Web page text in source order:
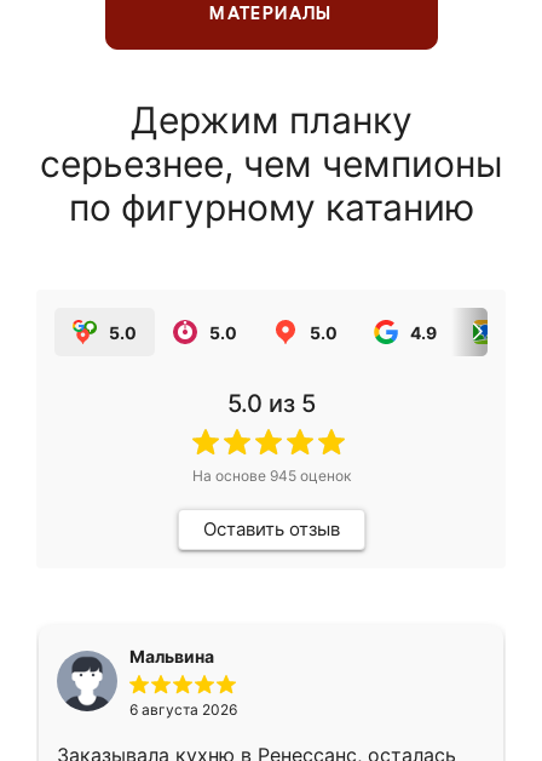
МАТЕРИАЛЫ
Держим планку
серьезнее, чем чемпионы
по фигурному катанию
5.0 5.0 5.0 4.9
5.0 из 5
На основе 945оценок
Оставить отзыв
Мальвина
6 августа 2026
Заказывала кухню в Ренессанс, осталась